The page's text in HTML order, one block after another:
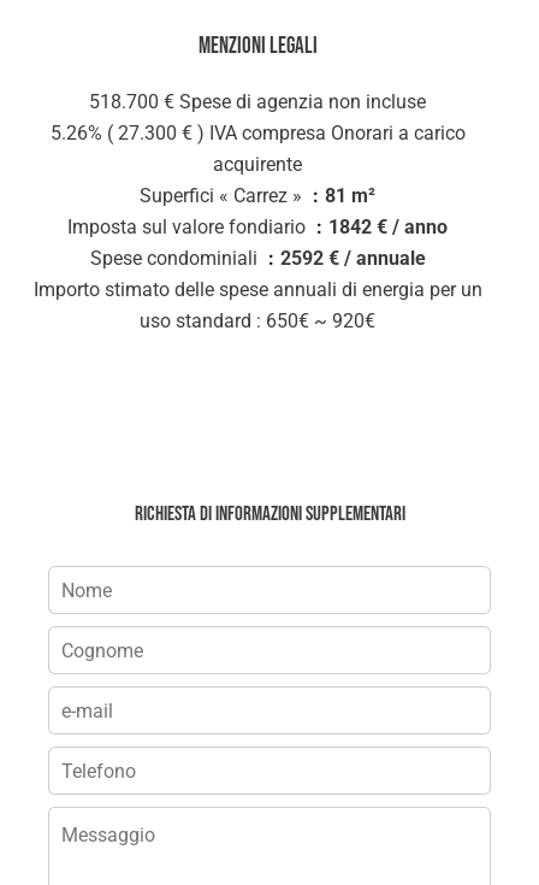
Menzioni legali
518.700 € Spese di agenzia non incluse
5.26% ( 27.300 € ) IVA compresa Onorari a carico
acquirente
Superfici « Carrez »
81 m²
Imposta sul valore fondiario
1842 € / anno
Spese condominiali
2592 € / annuale
Importo stimato delle spese annuali di energia per un
uso standard : 650€ ~ 920€
Richiesta di informazioni supplementari